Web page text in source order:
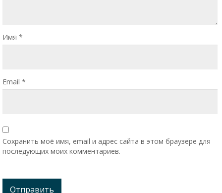
Имя *
Email *
Сохранить моё имя, email и адрес сайта в этом браузере для
последующих моих комментариев.